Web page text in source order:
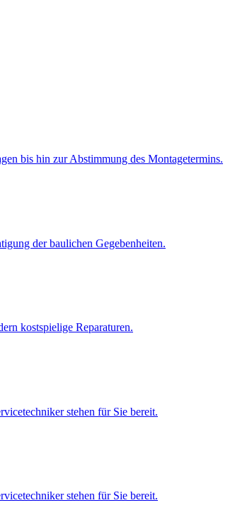
bis hin zur Ab­stim­mung des Mon­ta­ge­ter­mins.
der bau­li­chen Ge­ge­ben­hei­ten.
kost­spie­li­ge Re­pa­ra­tu­ren.
ste­hen für Sie be­reit.
ste­hen für Sie be­reit.